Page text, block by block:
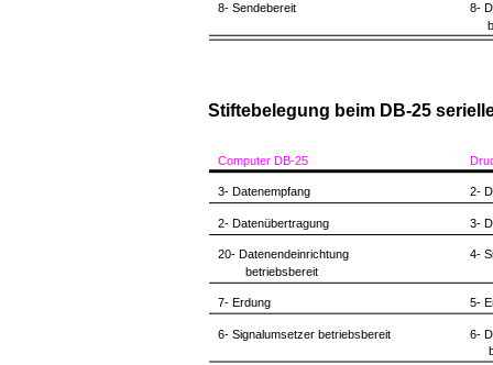
Stiftebelegung beim DB-25
8- Sendebereit
8-
Computer DB-25
3- Datenempfang 2-
2- Datenübertragung 3-
20- Datenendeinrichtung
betriebsbereit
4-
7- Erdung 5-
6- Signalumsetzer betriebsbereit
6-